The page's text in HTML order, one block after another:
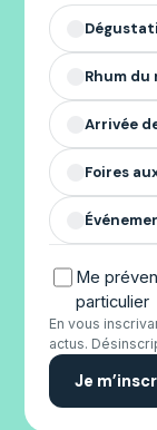
Rhum du
Arrivée
Foires
Me
particulier
En vous
actus.
Je